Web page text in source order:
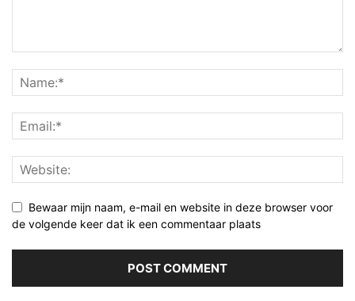
Bewaar mijn naam, e-mail en website in deze browser voor
de volgende keer dat ik een commentaar plaats